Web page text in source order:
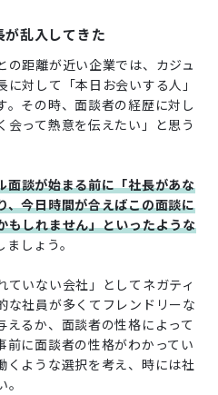
が乱入してきた
の距離が近い企業では、カジュ
対して「本日お会いする人」
。その時、面談者の経歴に対し
会って熱意を伝えたい」と思う
面談が始まる前に「社長があな
、今日時間が合えばこの面談に
もしれません」といったような
ましょう。
ていない会社」としてネガティ
な社員が多くてフレンドリーな
るか、面談者の性格によって
に面談者の性格がわかってい
くような選択を考え、時には社